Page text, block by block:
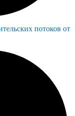
потоков от